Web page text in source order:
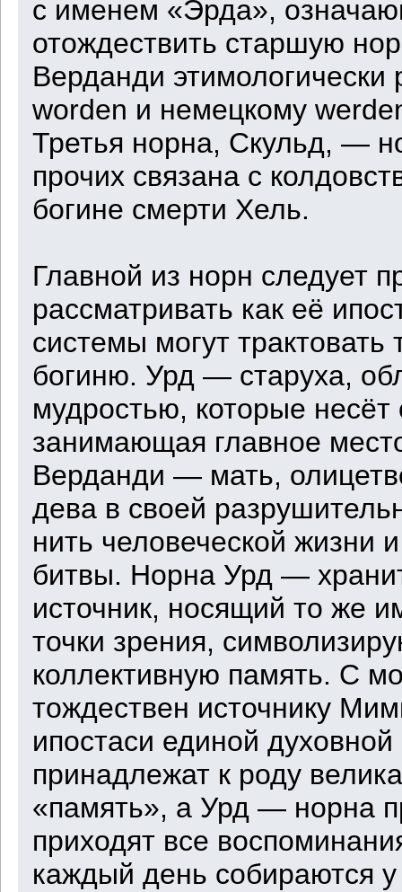
с именем «Эрда»,
отождествить старшую
Верданди этимологически
worden и немецкому
Третья норна, Скульд, —
прочих связана с
богине смерти Хель.
Главной из норн следует
рассматривать как её
системы могут
богиню. Урд — старуха,
мудростью, которые
занимающая главное
Верданди — мать,
дева в своей
нить человеческой жизни
битвы. Норна Урд —
источник, носящий то же
точки зрения,
коллективную память. С
тождествен источнику
ипостаси единой
принадлежат к роду
«память», а Урд — норна
приходят все
каждый день собираются у